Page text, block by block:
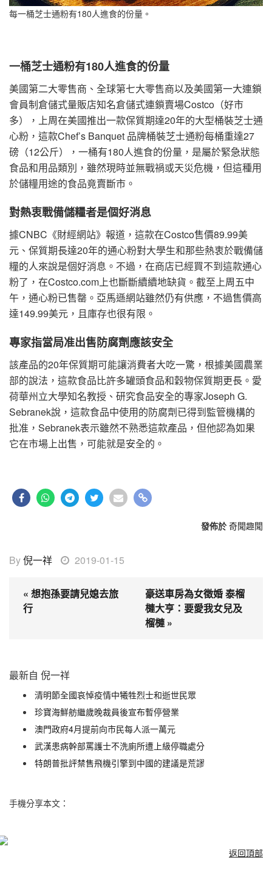
每一桶芝士通粉有180人進食的份量。
一桶芝士通粉有180人進食的份量
美國第二大零售商、全球第七大零售商以及美國第一大連鎖
會員制倉儲式量販店知名倉儲式連鎖賣場Costco（好市
多），上周在美國推出一款保質期達20年的大型桶裝芝士通
心粉，這款Chef’s Banquet 品牌桶裝芝士通粉每桶重達27
磅（12公斤），一桶有180人進食的份量，是屬於緊急狀態
食品和用品類別，雖然現時並無戰禍或天災危機，但這種用
於儲糧用途的食品竟賣斷市。
對熱衷戰備儲糧者是個好消息
據CNBC《財經網站》報道，這款在Costco售價89.99美
元、保質期長達20年的通心粉對大學生和那些熱衷於戰備儲
糧的人來說是個好消息。不過，在商店已經買不到這款通心
粉了，在Costco.com上也斷斷續續地缺貨。截至上周五中
午，通心粉已售罄。亞馬遜網站雖然仍有供應，不過售價高
達149.99美元，且庫存也很有限。
專家指當局准出售防腐劑應該安全
該產品的20年保質期可能讓消費者大吃一驚，根據美國農業
部的說法，這款食品比許多罐頭食品和穀物保質期更長。愛
荷華州立大學知名教授、研究食品安全的專家Joseph G.
Sebranek說，這款食品中使用的防腐劑已得到監管機構的
批准，Sebranek表示雖然不熟悉這款產品，但他認為如果
它在市場上出售，可能就是安全的。
發佈於 奇聞趣聞
By倪一祥 2019-01-15
« 想抱孫要請兒媳去旅
行
豪送車房為女徵婚 泰榴
槤大亨：要愛我女兒及
榴槤 »
最新自 倪一祥
清明節全國哀悼疫情中犧牲烈士和逝世民眾
珍寶海鮮舫繼歲晚裁員後宣布暫停營業
澳門政府4月提前向市民每人派一萬元
武漢患病幹部罵護士不洗廁所遭上級停職處分
特朗普批評禁售飛機引擎到中國的建議是荒謬
手機分享本文：
返回頂部